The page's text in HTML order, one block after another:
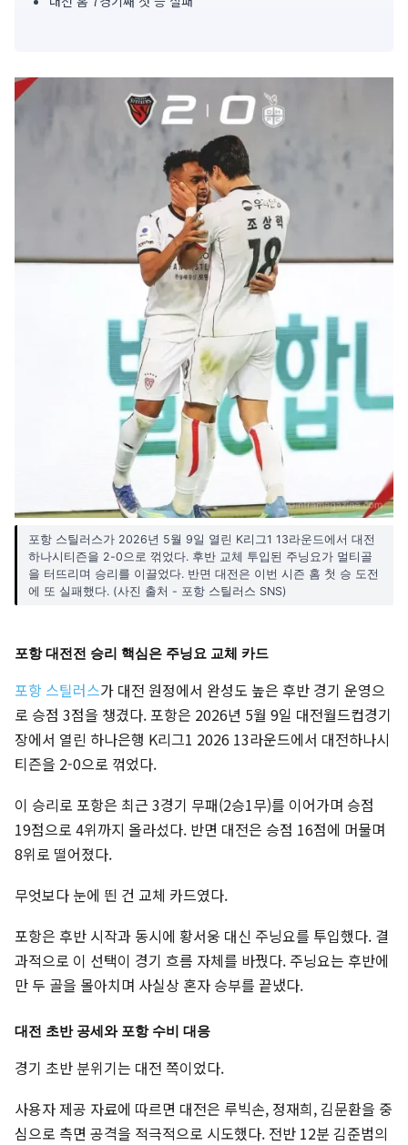
포항 스틸러스가 2026년 5월 9일 열린 K리그1 13라운드에서 대전
하나시티즌을 2-0으로 꺾었다. 후반 교체 투입된 주닝요가 멀티골
을 터뜨리며 승리를 이끌었다. 반면 대전은 이번 시즌 홈 첫 승 도전
에 또 실패했다. (사진 출처 - 포항 스틸러스 SNS)
포항 대전전 승리 핵심은 주닝요 교체 카드
포항 스틸러스가 대전 원정에서 완성도 높은 후반 경기 운영으
로 승점 3점을 챙겼다. 포항은 2026년 5월 9일 대전월드컵경기
장에서 열린 하나은행 K리그1 2026 13라운드에서 대전하나시
티즌을 2-0으로 꺾었다.
이 승리로 포항은 최근 3경기 무패(2승1무)를 이어가며 승점
19점으로 4위까지 올라섰다. 반면 대전은 승점 16점에 머물며
8위로 떨어졌다.
무엇보다 눈에 띈 건 교체 카드였다.
포항은 후반 시작과 동시에 황서웅 대신 주닝요를 투입했다. 결
과적으로 이 선택이 경기 흐름 자체를 바꿨다. 주닝요는 후반에
만 두 골을 몰아치며 사실상 혼자 승부를 끝냈다.
대전 초반 공세와 포항 수비 대응
경기 초반 분위기는 대전 쪽이었다.
사용자 제공 자료에 따르면 대전은 루빅손, 정재희, 김문환을 중
심으로 측면 공격을 적극적으로 시도했다. 전반 12분 김준범의